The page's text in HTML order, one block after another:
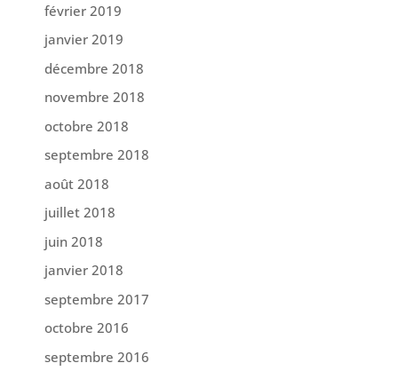
février 2019
janvier 2019
décembre 2018
novembre 2018
octobre 2018
septembre 2018
août 2018
juillet 2018
juin 2018
janvier 2018
septembre 2017
octobre 2016
septembre 2016